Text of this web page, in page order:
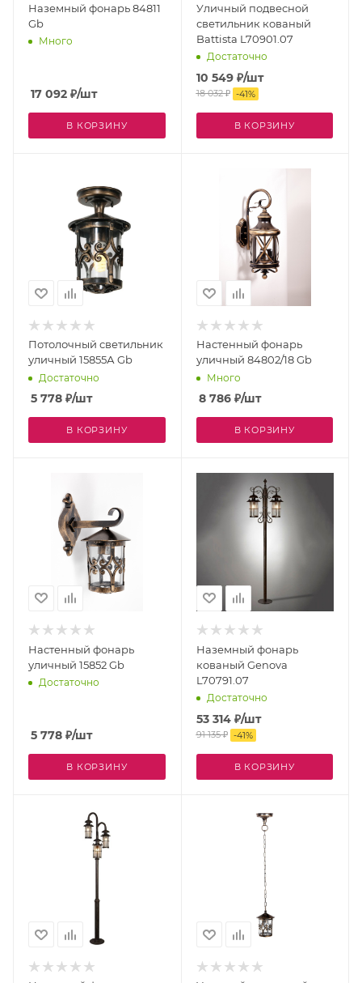
Наземный фонарь 84811
Gb
Много
17 092 ₽/шт
В КОРЗИНУ
Уличный подвесной
светильник кованый
Battista L70901.07
Достаточно
10 549₽/шт
18 032₽ -41%
В КОРЗИНУ
Потолочный светильник
уличный 15855А Gb
Достаточно
5 778 ₽/шт
В КОРЗИНУ
Настенный фонарь
уличный 84802/18 Gb
Много
8 786₽/шт
В КОРЗИНУ
Настенный фонарь
уличный 15852 Gb
Достаточно
5 778 ₽/шт
В КОРЗИНУ
Наземный фонарь
кованый Genova
L70791.07
Достаточно
53 314₽/шт
91 135₽ -41%
В КОРЗИНУ